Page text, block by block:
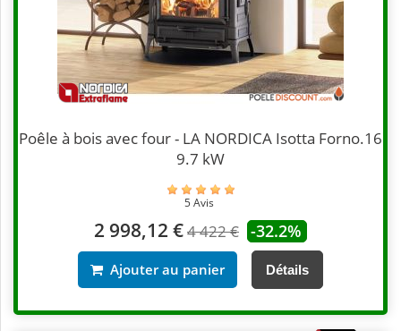
Poêle à bois avec four - LA NORDICA Isotta Forno.16
9.7 kW
5 Avis
2 998,12 €4 422 € -32.2%
Ajouter au panier Détails